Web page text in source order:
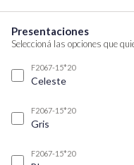
Presentaciones
Seleccioná las opciones que
F2067-15*20
Celeste
F2067-15*20
Gris
F2067-15*20